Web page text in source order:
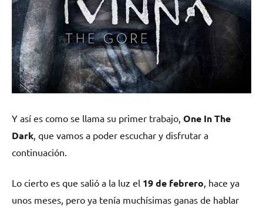
Y así es como se llama su primer trabajo, One In The
Dark , que vamos a poder escuchar y disfrutar a
continuación.
Lo cierto es que salió a la luz el 19 de febrero , hace ya
unos meses, pero ya tenía muchísimas ganas de hablar